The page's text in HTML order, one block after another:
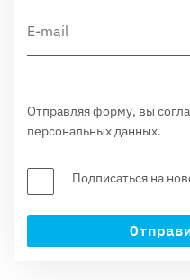
Отправляя форму, вы
персональных данных.
Подписаться на